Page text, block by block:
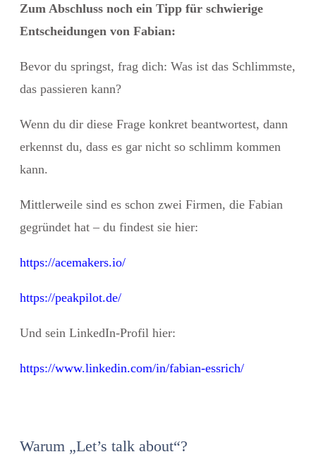
Zum Abschluss noch ein Tipp für schwierige
Entscheidungen von Fabian:
Bevor du springst, frag dich: Was ist das Schlimmste,
das passieren kann?
Wenn du dir diese Frage konkret beantwortest, dann
erkennst du, dass es gar nicht so schlimm kommen
kann.
Mittlerweile sind es schon zwei Firmen, die Fabian
gegründet hat – du findest sie hier:
https://acemakers.io/
https://peakpilot.de/
Und sein LinkedIn-Profil hier:
https://www.linkedin.com/in/fabian-essrich/
Warum „Let’s talk about“?